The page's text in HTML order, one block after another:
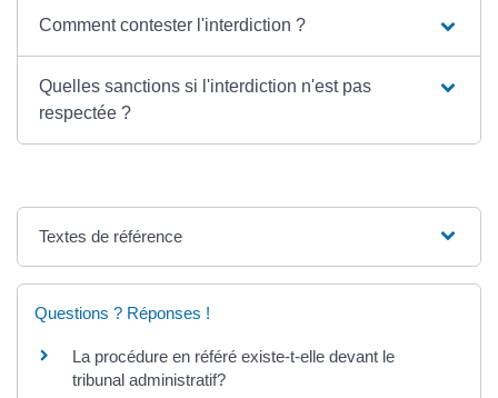
Comment contester l'interdiction ?
Quelles sanctions si l'interdiction n'est pas
respectée ?
Textes de référence
Questions ? Réponses !
La procédure en référé existe-t-elle devant le
tribunal administratif?